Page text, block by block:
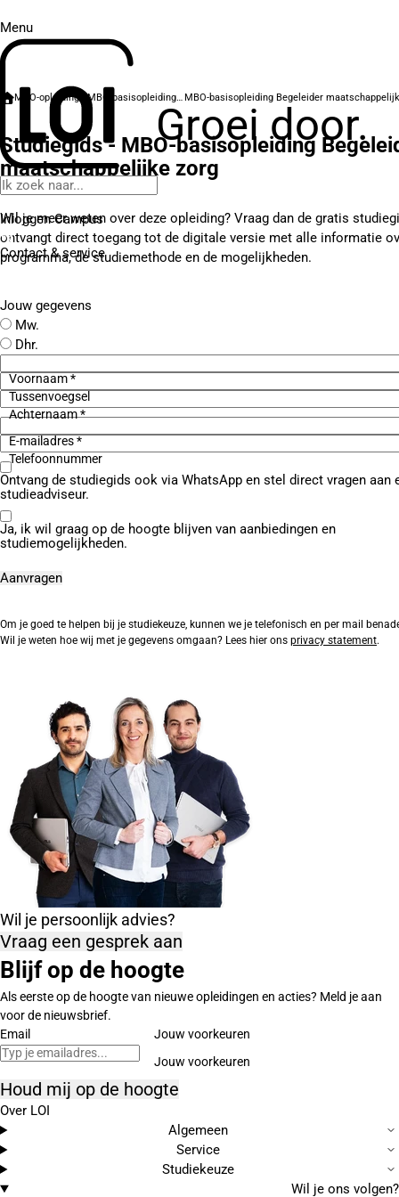
Menu
Groei door.
Inloggen Campus
Contact& service
MBO-opleidingen MBO-basisopleidingen
Studiegids - MBO-basisopleiding
maatschappelijke zorg
Wil je meer weten over deze opleiding? Vraag dan de gratis
ontvangt direct toegang tot de digitale versie met alle informatie
programma, de studiemethode en de mogelijkheden.
Jouw gegevens
Mw.
Dhr.
Voornaam *
Tussenvoegsel
Achternaam *
E-mailadres *
Telefoonnummer
Ontvang de studiegids ook via WhatsApp en stel direct vragen aan
studieadviseur.
Ja, ik wil graag op de hoogte blijven van aanbiedingen en
studiemogelijkheden.
Om je goed te helpen bij je studiekeuze, kunnen we je telefonisch en per mail
Wil je weten hoe wij met je gegevens omgaan? Lees hier ons privacy statement.
Wil je persoonlijk advies?
Vraag een gesprek aan
Blijf op de hoogte
Als eerste op de hoogte van nieuwe opleidingen en acties? Meld je aan
voor de nieuwsbrief.
Email
Jouw voorkeuren
Houd mij op de hoogte
Over LOI
Algemeen
Service
Studiekeuze
Wil je ons volgen?